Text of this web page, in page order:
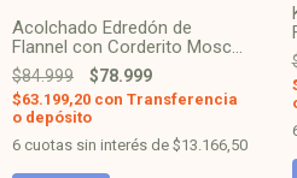
Acolchado Edredón de
Flannel con Corderito Moscu
- Natural
$84.999 $78.999
$63.199,20 con Transferencia
o depósito
6 cuotas sin interés de $13.166,50